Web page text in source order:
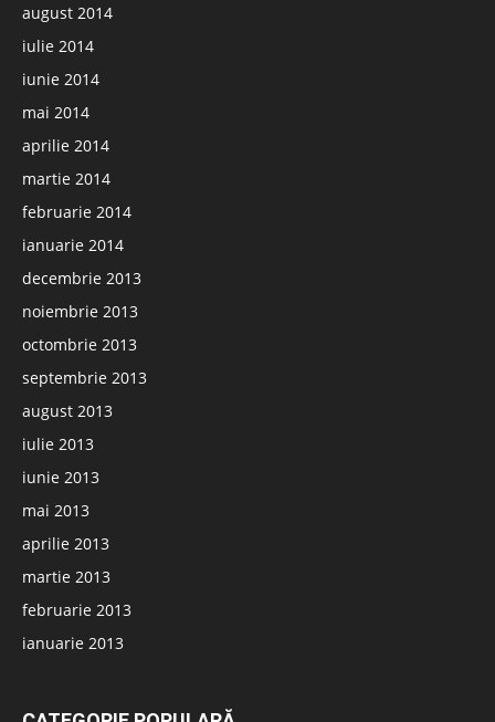
august 2014
iulie 2014
iunie 2014
mai 2014
aprilie 2014
martie 2014
februarie 2014
ianuarie 2014
decembrie 2013
noiembrie 2013
octombrie 2013
septembrie 2013
august 2013
iulie 2013
iunie 2013
mai 2013
aprilie 2013
martie 2013
februarie 2013
ianuarie 2013